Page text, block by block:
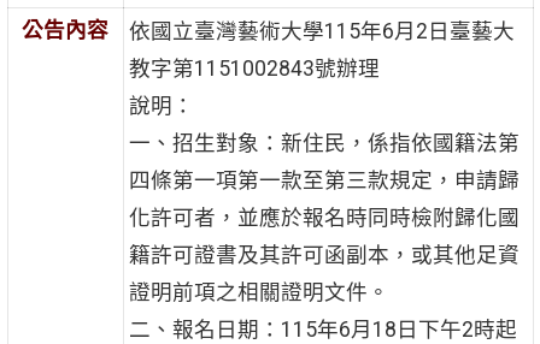
公告內容
依國立臺灣藝術大學115年6月2日臺藝大
教字第1151002843號辦理
說明：
一、招生對象：新住民，係指依國籍法第
四條第一項第一款至第三款規定，申請歸
化許可者，並應於報名時同時檢附歸化國
籍許可證書及其許可函副本，或其他足資
證明前項之相關證明文件。
二、報名日期：115年6月18日下午2時起